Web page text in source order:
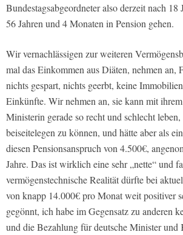
Bundestagsabgeordneter also derzeit nach
56 Jahren und 4 Monaten in Pension gehen.
Wir vernachlässigen zur weiteren
mal das Einkommen aus Diäten, nehmen an,
nichts gespart, nichts geerbt, keine
Einkünfte. Wir nehmen an, sie kann mit
Ministerin gerade so recht und schlecht
beiseitelegen zu können, und hätte aber als
diesen Pensionsanspruch von 4.500€,
Jahre. Das ist wirklich eine sehr „nette“ und
vermögenstechnische Realität dürfte bei
von knapp 14.000€ pro Monat weit positiver
gegönnt, ich habe im Gegensatz zu anderen
und die Bezahlung für deutsche Minister und